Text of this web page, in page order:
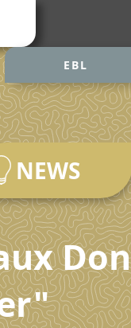
EBL
NEWS